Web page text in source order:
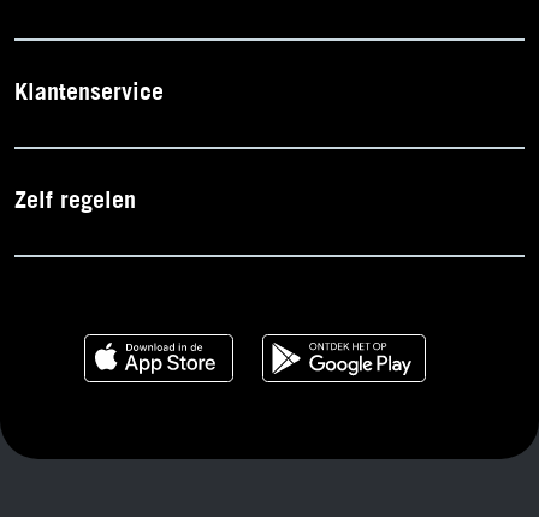
Klantenservice
Zelf regelen